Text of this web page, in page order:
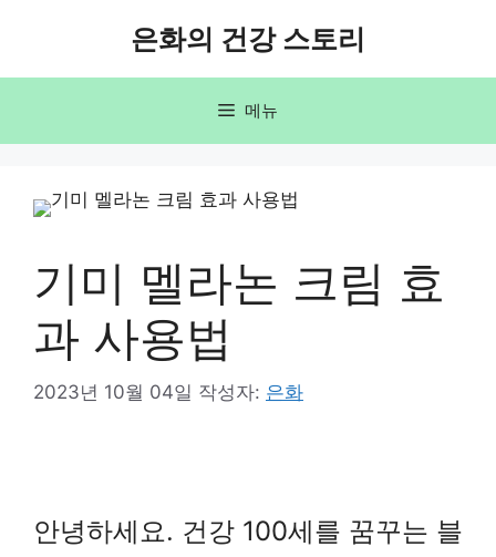
너
은화의 건강 스토리
메뉴
기미 멜라논 크림 효
과 사용법
2023년 10월 04일 작성자: 은화
안녕하세요. 건강 100세를 꿈꾸는 블